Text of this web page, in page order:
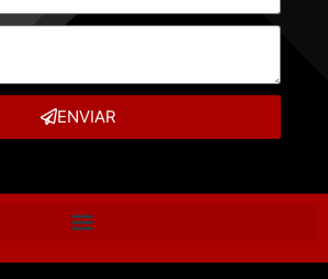
ENVIAR